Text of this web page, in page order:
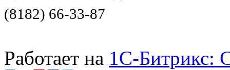
(8182) 66-33-87
Работает на 1C-Битрикс: